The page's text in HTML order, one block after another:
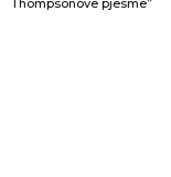
Thompsonove pjesme”